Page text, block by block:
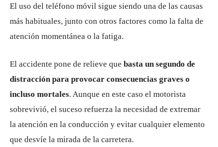
El uso del teléfono móvil sigue siendo una de las causas
más habituales, junto con otros factores como la falta de
atención momentánea o la fatiga.
El accidente pone de relieve que basta un segundo de
distracción para provocar consecuencias graves o
incluso mortales. Aunque en este caso el motorista
sobrevivió, el suceso refuerza la necesidad de extremar
la atención en la conducción y evitar cualquier elemento
que desvíe la mirada de la carretera.